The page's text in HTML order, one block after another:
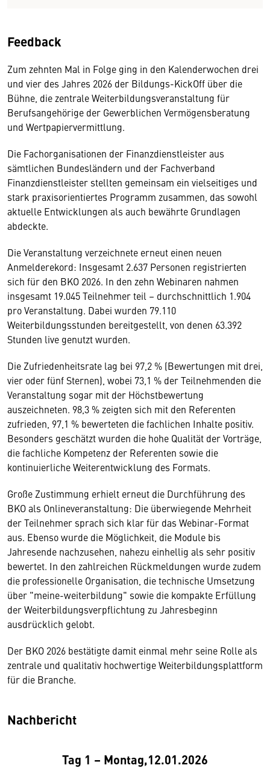
Feedback
Zum zehnten Mal in Folge ging in den Kalenderwochen drei
und vier des Jahres 2026 der Bildungs-KickOff über die
Bühne, die zentrale Weiterbildungsveranstaltung für
Berufsangehörige der Gewerblichen Vermögensberatung
und Wertpapiervermittlung.
Die Fachorganisationen der Finanzdienstleister aus
sämtlichen Bundesländern und der Fachverband
Finanzdienstleister stellten gemeinsam ein vielseitiges und
stark praxisorientiertes Programm zusammen, das sowohl
aktuelle Entwicklungen als auch bewährte Grundlagen
abdeckte.
Die Veranstaltung verzeichnete erneut einen neuen
Anmelderekord: Insgesamt 2.637 Personen registrierten
sich für den BKO 2026. In den zehn Webinaren nahmen
insgesamt 19.045 Teilnehmer teil – durchschnittlich 1.904
pro Veranstaltung. Dabei wurden 79.110
Weiterbildungsstunden bereitgestellt, von denen 63.392
Stunden live genutzt wurden.
Die Zufriedenheitsrate lag bei 97,2 % (Bewertungen mit drei,
vier oder fünf Sternen), wobei 73,1 % der Teilnehmenden die
Veranstaltung sogar mit der Höchstbewertung
auszeichneten. 98,3 % zeigten sich mit den Referenten
zufrieden, 97,1 % bewerteten die fachlichen Inhalte positiv.
Besonders geschätzt wurden die hohe Qualität der Vorträge,
die fachliche Kompetenz der Referenten sowie die
kontinuierliche Weiterentwicklung des Formats.
Große Zustimmung erhielt erneut die Durchführung des
BKO als Onlineveranstaltung: Die überwiegende Mehrheit
der Teilnehmer sprach sich klar für das Webinar-Format
aus. Ebenso wurde die Möglichkeit, die Module bis
Jahresende nachzusehen, nahezu einhellig als sehr positiv
bewertet. In den zahlreichen Rückmeldungen wurde zudem
die professionelle Organisation, die technische Umsetzung
über "meine-weiterbildung" sowie die kompakte Erfüllung
der Weiterbildungsverpflichtung zu Jahresbeginn
ausdrücklich gelobt.
Der BKO 2026 bestätigte damit einmal mehr seine Rolle als
zentrale und qualitativ hochwertige Weiterbildungsplattform
für die Branche.
Nachbericht
Tag 1 – Montag,12.01.2026